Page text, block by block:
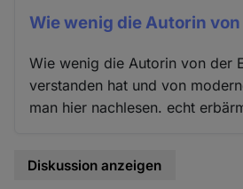
Wie wenig die Autorin
Wie wenig die Autorin von der
verstanden hat und von
man hier nachlesen. echt
Diskussion anzeigen